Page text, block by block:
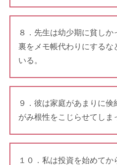
８．先生は幼少期に貧し
裏をメモ帳代わりにするな
いる。
９．彼は家庭があまりに
がみ根性をこじらせてしま
１０．私は投資を始めて